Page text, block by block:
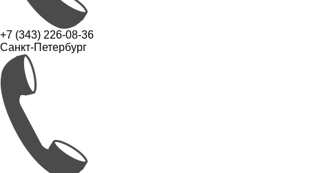
+7 (343) 226-08-36
Санкт-Петербург